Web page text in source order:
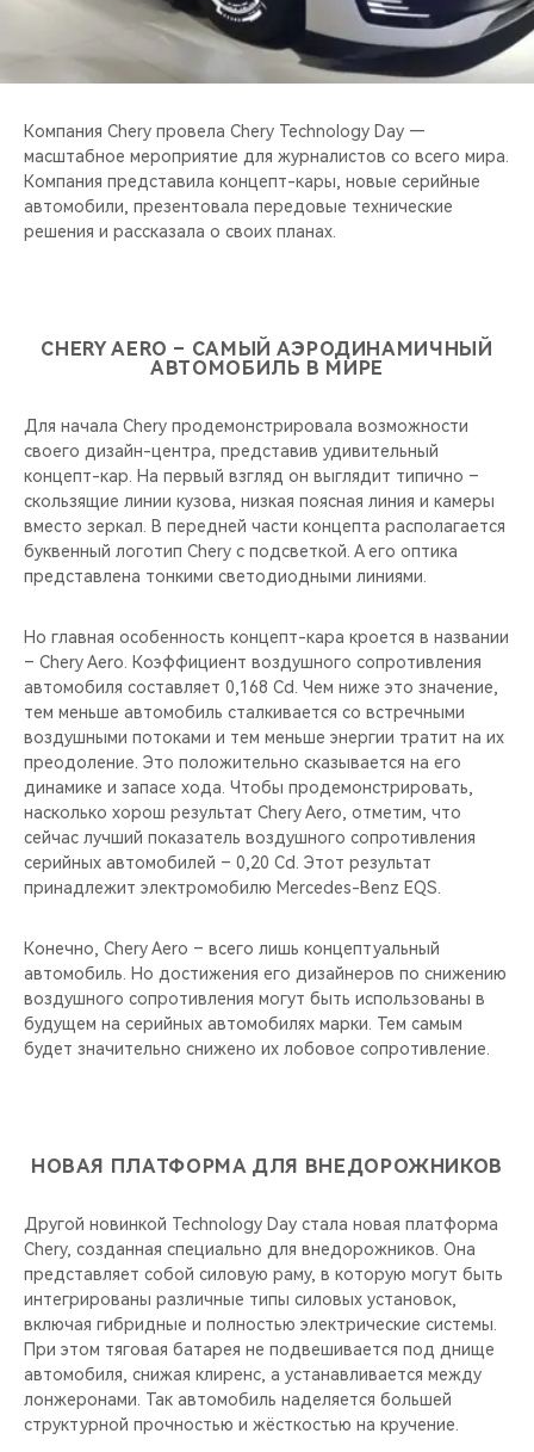
CHERY И СПОРТ
НАШИ МЕРОПРИЯТИЯ
ВИДЕООБЗОРЫ
CHERY ДЛЯ ДЕТЕЙ
Компания Chery провела Chery Technology Day —
масштабное мероприятие для журналистов со всего мира.
Компания представила концепт-кары, новые серийные
автомобили, презентовала передовые технические
решения и рассказала о своих планах.
CHERY AERO – САМЫЙ АЭРОДИНАМИЧНЫЙ
АВТОМОБИЛЬ В МИРЕ
Для начала Chery продемонстрировала возможности
своего дизайн-центра, представив удивительный
концепт-кар. На первый взгляд он выглядит типично –
скользящие линии кузова, низкая поясная линия и камеры
вместо зеркал. В передней части концепта располагается
буквенный логотип Chery с подсветкой. А его оптика
представлена тонкими светодиодными линиями.
Но главная особенность концепт-кара кроется в названии
– Chery Aero. Коэффициент воздушного сопротивления
автомобиля составляет 0,168 Cd. Чем ниже это значение,
тем меньше автомобиль сталкивается со встречными
воздушными потоками и тем меньше энергии тратит на их
преодоление. Это положительно сказывается на его
динамике и запасе хода. Чтобы продемонстрировать,
насколько хорош результат Chery Aero, отметим, что
сейчас лучший показатель воздушного сопротивления
серийных автомобилей – 0,20 Cd. Этот результат
принадлежит электромобилю Mercedes-Benz EQS.
Конечно, Chery Aero – всего лишь концептуальный
автомобиль. Но достижения его дизайнеров по снижению
воздушного сопротивления могут быть использованы в
будущем на серийных автомобилях марки. Тем самым
будет значительно снижено их лобовое сопротивление.
НОВАЯ ПЛАТФОРМА ДЛЯ ВНЕДОРОЖНИКОВ
Другой новинкой Technology Day стала новая платформа
Chery, созданная специально для внедорожников. Она
представляет собой силовую раму, в которую могут быть
интегрированы различные типы силовых установок,
включая гибридные и полностью электрические системы.
При этом тяговая батарея не подвешивается под днище
автомобиля, снижая клиренс, а устанавливается между
лонжеронами. Так автомобиль наделяется большей
структурной прочностью и жёсткостью на кручение.